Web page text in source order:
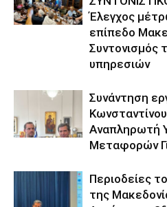
Έλεγχος
επίπεδο
Συντονισμός
υπηρεσιών
Συνάντηση
Αναπληρωτή
Μεταφορών
Περιοδείες
της